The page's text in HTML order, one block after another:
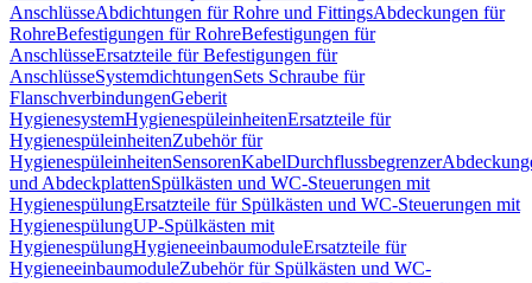
AnschlüsseAbdichtungen für Rohre und FittingsAbdeckungen für
RohreBefestigungen für RohreBefestigungen für
AnschlüsseErsatzteile für Befestigungen für
AnschlüsseSystemdichtungenSets Schraube für
FlanschverbindungenGeberit
HygienesystemHygienespüleinheitenErsatzteile für
HygienespüleinheitenZubehör für
HygienespüleinheitenSensorenKabelDurchflussbegrenzer
und AbdeckplattenSpülkästen und WC-Steuerungen mit
HygienespülungErsatzteile für Spülkästen und WC-Steuerungen mit
HygienespülungUP-Spülkästen mit
HygienespülungHygieneeinbaumoduleErsatzteile für
HygieneeinbaumoduleZubehör für Spülkästen und WC-